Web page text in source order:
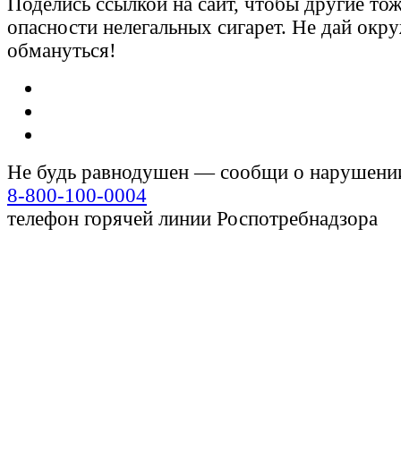
опасности нелегальных сигарет. Не дай
обмануться!
Не будь равнодушен — сообщи о
8-800-100-0004
телефон горячей линии Роспотребнадзора